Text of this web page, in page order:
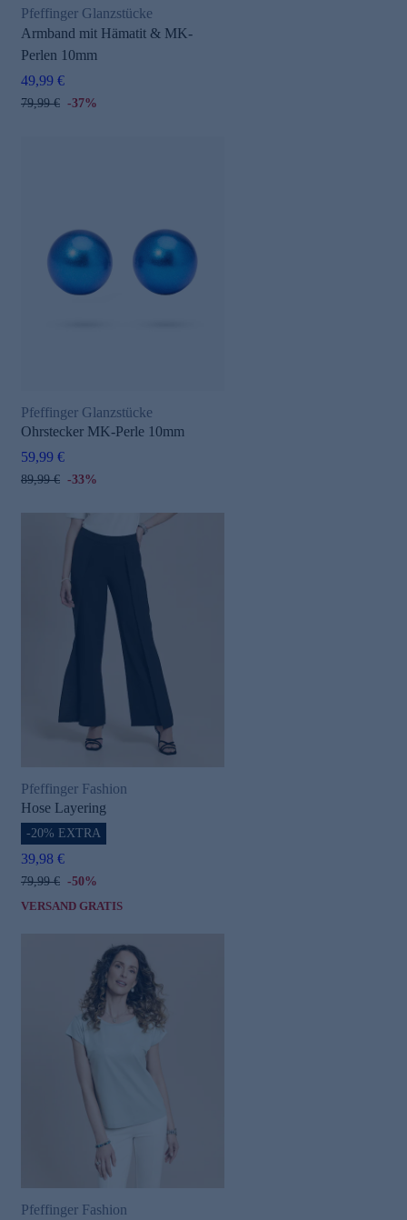
Pfeffinger Glanzstücke
Armband mit Hämatit & MK-
Perlen 10mm
49,99 €
79,99 € -37%
Pfeffinger Glanzstücke
Ohrstecker MK-Perle 10mm
59,99 €
89,99 € -33%
Pfeffinger Fashion
Hose Layering
-20% EXTRA
39,98 €
79,99 € -50%
VERSAND GRATIS
Pfeffinger Fashion